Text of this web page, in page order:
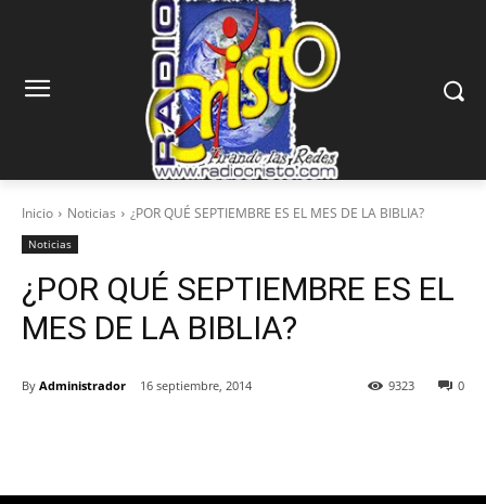
Inicio Noticias ¿POR QUÉ SEPTIEMBRE ES EL MES DE LA BIBLIA?
Noticias
¿POR QUÉ SEPTIEMBRE ES EL
MES DE LA BIBLIA?
By Administrador 16 septiembre, 2014 0
9323